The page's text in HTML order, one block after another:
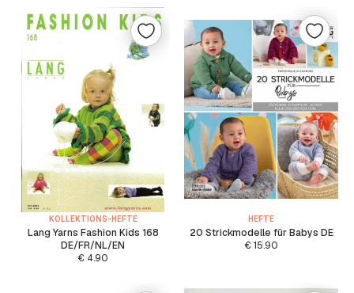
KOLLEKTIONS-HEFTE
Lang Yarns Fashion Kids 168
DE/FR/NL/EN
€ 4.90
HEFTE
20 Strickmodelle für Babys DE
€15.90